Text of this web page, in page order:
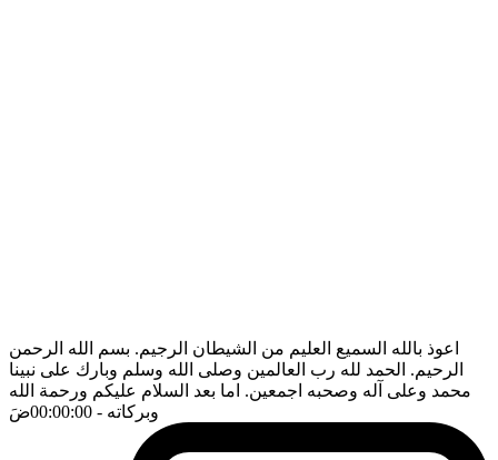
اعوذ بالله السميع العليم من الشيطان الرجيم. بسم الله الرحمن
الرحيم. الحمد لله رب العالمين وصلى الله وسلم وبارك على نبينا
محمد وعلى آله وصحبه اجمعين. اما بعد السلام عليكم ورحمة الله
وبركاته - 00:00:00 ضَ